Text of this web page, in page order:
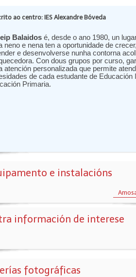
ao centro: IES Alexandre Bóveda
Balaidos é, desde o ano 1980, un
neno e nena ten a oportunidade de crecer,
e desenvolverse nunha contorna
Con dous grupos por curso,
atención personalizada que permite
de cada estudante de Educación
Primaria.
e instalacións
información de interese
fotográficas